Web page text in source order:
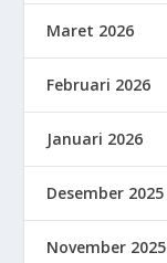
Maret 2026
Februari 2026
Januari 2026
Desember 2025
November 2025